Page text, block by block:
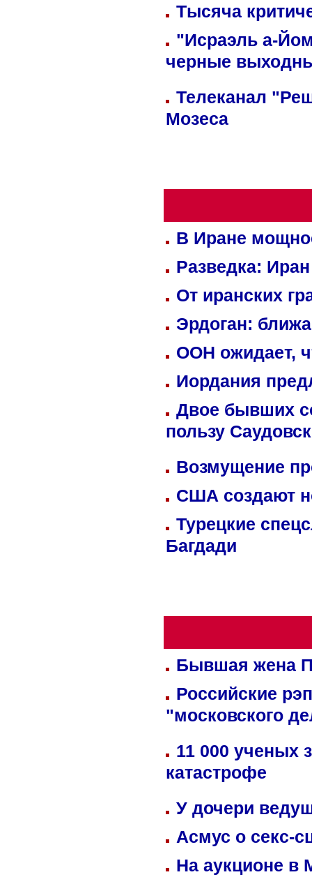
Тысяча
"Исраэль а-
черные
Телеканал
Мозеса
В Иране
Разведка:
От иранских
Эрдоган:
ООН ожидает,
Иордания
Двое бывших
пользу
Возмущение
США создают
Турецкие
Багдади
Бывшая жена
Российские
"московского
11 000 ученых
катастрофе
У дочери
Асмус о секс-
На аукционе в